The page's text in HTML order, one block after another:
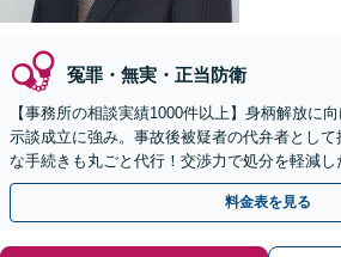
冤罪・無実・正当防衛
【事務所の相談実績1000件以上】身柄解放に
示談成立に強み。事故後被疑者の代弁者とし
な手続きも丸ごと代行！交渉力で処分を軽減
はスピード命！1日も早くご連絡を【土日祝も
料金表を見る